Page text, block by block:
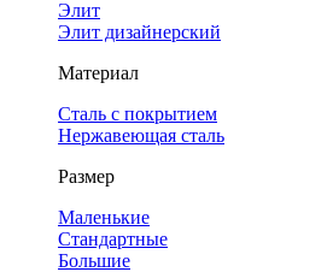
Элит
Элит дизайнерский
Материал
Сталь с покрытием
Нержавеющая сталь
Размер
Маленькие
Стандартные
Большие